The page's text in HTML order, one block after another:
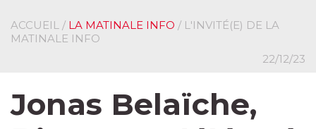
ACCUEIL / LA MATINALE INFO / L'INVITÉ(E) DE LA
MATINALE INFO
22/12/23
Jonas Belaïche,